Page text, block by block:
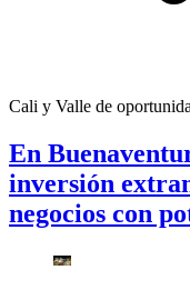
Cali y Valle de
En
inversión
negocios con